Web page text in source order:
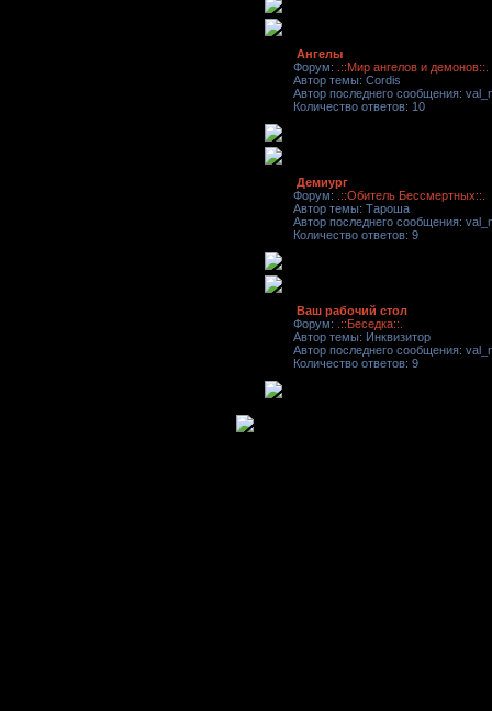
Ангелы
Форум:
.::Мир ангелов и демонов::.
Автор темы: Cordis
Автор последнего сообщения:
Количество ответов: 10
Демиург
Форум:
.::Обитель Бессмертных::.
Автор темы: Тароша
Автор последнего сообщения:
Количество ответов: 9
Ваш рабочий стол
Форум:
.::Беседка::.
Автор темы: Инквизитор
Автор последнего сообщения:
Количество ответов: 9